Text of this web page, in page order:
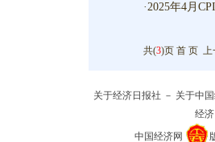
·2025年4月
共(3)页 首 页 上
关于经济日报社 － 关于中
经
中国经济网